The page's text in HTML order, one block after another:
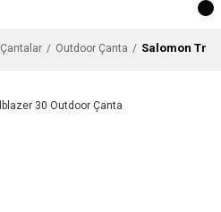
Çantalar Outdoor Çanta Salomon